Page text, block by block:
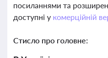
посиланнями та
доступні у комерційній
Стисло про головне: